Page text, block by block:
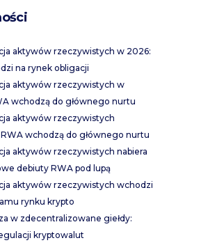
aktywów rzeczywistych w 2026:
na rynek obligacji
aktywów rzeczywistych w
wchodzą do głównego nurtu
aktywów rzeczywistych
RWA wchodzą do głównego nurtu
aktywów rzeczywistych nabiera
debiuty RWA pod lupą
aktywów rzeczywistych wchodzi
rynku krypto
w zdecentralizowane giełdy:
kryptowalut